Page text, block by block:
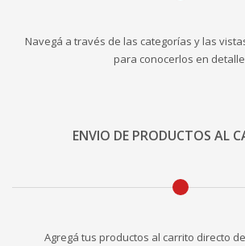
Navegá a través de las categorías y las
para conocerlos en
ENVIO DE PRODUCTOS AL
Agregá tus productos al carrito directo